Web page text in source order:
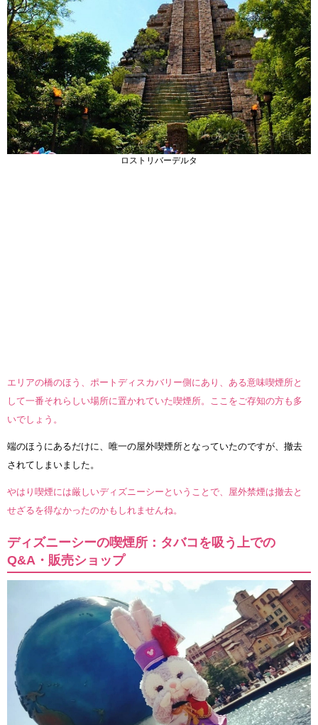
ロストリバーデルタ
エリアの橋のほう、ポートディスカバリー側にあり、ある意味喫煙所と
して一番それらしい場所に置かれていた喫煙所。ここをご存知の方も多
いでしょう。
端のほうにあるだけに、唯一の屋外喫煙所となっていたのですが、撤去
されてしまいました。
やはり喫煙には厳しいディズニーシーということで、屋外禁煙は撤去と
せざるを得なかったのかもしれませんね。
ディズニーシーの喫煙所：タバコを吸う上での
Q&A・販売ショップ